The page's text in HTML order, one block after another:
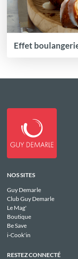
Effet
NOS SITES
Guy Demarle
Club Guy Demarle
Le Mag'
Boutique
Be Save
i-Cook'in
RESTEZ CONNECTÉ